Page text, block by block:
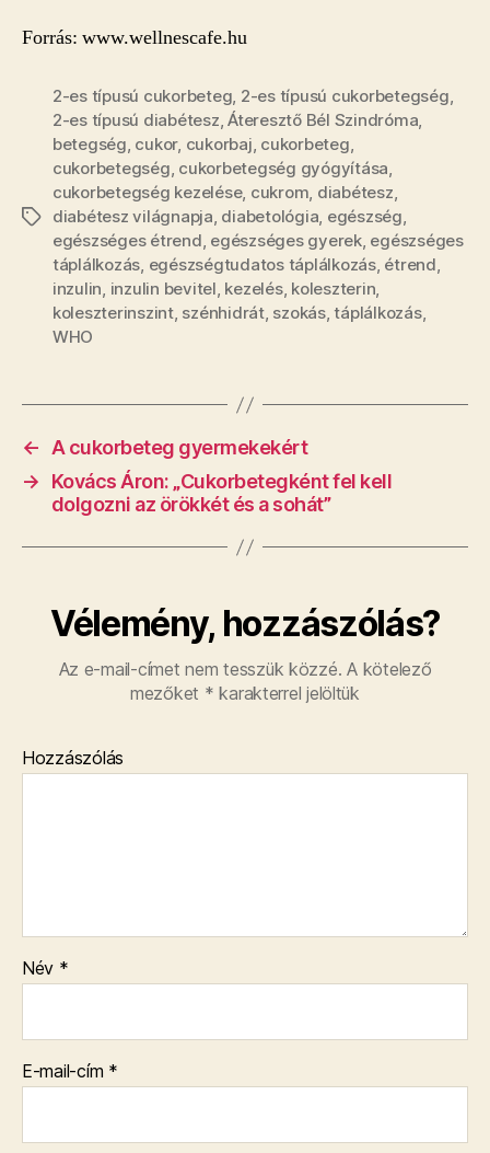
Forrás: www.wellnescafe.hu
Címkék
2-es típusú cukorbeteg, 2-es típusú cukorbetegség,
2-es típusú diabétesz,Áteresztő Bél Szindróma,
betegség, cukor, cukorbaj, cukorbeteg,
cukorbetegség, cukorbetegség gyógyítása,
cukorbetegség kezelése, cukrom, diabétesz,
diabétesz világnapja, diabetológia, egészség,
egészséges étrend, egészséges gyerek, egészséges
táplálkozás, egészségtudatos táplálkozás, étrend,
inzulin, inzulin bevitel, kezelés, koleszterin,
koleszterinszint, szénhidrát, szokás,táplálkozás,
WHO
←
A cukorbeteg gyermekekért
→
Kovács Áron: „Cukorbetegként fel kell
dolgozni az örökkét és a sohát”
Vélemény, hozzászólás?
Az e-mail-címet nem tesszük közzé. A kötelező
mezőket * karakterrel jelöltük
Hozzászólás
Név *
E-mail-cím *